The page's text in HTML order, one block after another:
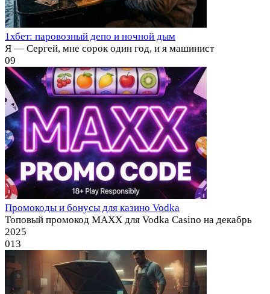
1хбет: паровозный депо и ночной дым
Я — Сергей, мне сорок один год, и я машинист
09
Промокоды и бонусы для казино Vodka
Топовый промокод MAXX для Vodka Casino на декабрь
2025
013